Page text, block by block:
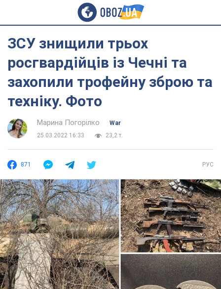
ЗСУ знищили трьох
росгвардійців із Чечні та
захопили трофейну зброю та
техніку. Фото
Марина Погорілко
War
25.03.2022 16:33
23,2 т.
871 РУС